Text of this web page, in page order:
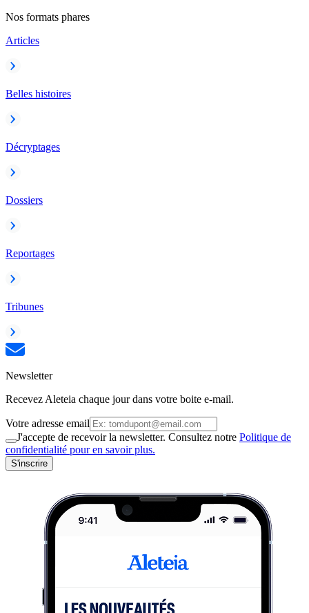
Nos formats phares
Articles
Belles histoires
Décryptages
Dossiers
Reportages
Tribunes
Newsletter
Recevez Aleteia chaque jour dans votre boite e-mail.
Votre adresse email
J'accepte de recevoir la newsletter. Consultez notre Politique de
confidentialité pour en savoir plus.
S'inscrire